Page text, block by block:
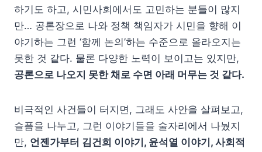
하기도 하고, 시민사회에서도 고민하는 분들이 많지
만… 공론장으로 나와 정책 책임자가 시민을 향해 이
야기하는 그런 ‘함께 논의’하는 수준으로 올라오지는
못한 것 같다. 물론 다양한 노력이 보이고는 있지만,
공론으로 나오지 못한 채로 수면 아래 머무는 것 같다.
비극적인 사건들이 터지면, 그래도 사안을 살펴보고,
슬픔을 나누고, 그런 이야기들을 술자리에서 나눴지
만, 언젠가부터 김건희 이야기, 윤석열 이야기, 사회적